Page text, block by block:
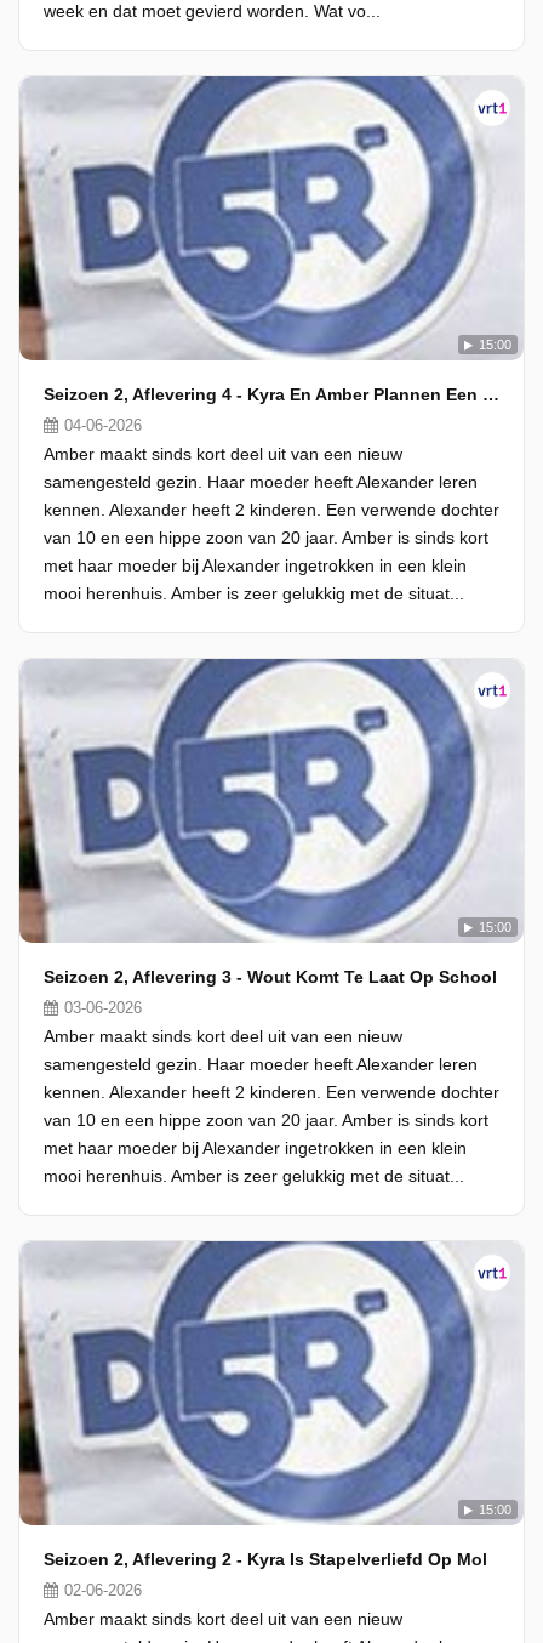
week en dat moet gevierd worden. Wat vo...
15:00
Seizoen 2, Aflevering 4 - Kyra En Amber Plannen Een Dubbeldate
04-06-2026
Amber maakt sinds kort deel uit van een nieuw
samengesteld gezin. Haar moeder heeft Alexander leren
kennen. Alexander heeft 2 kinderen. Een verwende dochter
van 10 en een hippe zoon van 20 jaar. Amber is sinds kort
met haar moeder bij Alexander ingetrokken in een klein
mooi herenhuis. Amber is zeer gelukkig met de situat...
15:00
Seizoen 2, Aflevering 3 - Wout Komt Te Laat Op School
03-06-2026
Amber maakt sinds kort deel uit van een nieuw
samengesteld gezin. Haar moeder heeft Alexander leren
kennen. Alexander heeft 2 kinderen. Een verwende dochter
van 10 en een hippe zoon van 20 jaar. Amber is sinds kort
met haar moeder bij Alexander ingetrokken in een klein
mooi herenhuis. Amber is zeer gelukkig met de situat...
15:00
Seizoen 2, Aflevering 2 - Kyra Is Stapelverliefd Op Mol
02-06-2026
Amber maakt sinds kort deel uit van een nieuw